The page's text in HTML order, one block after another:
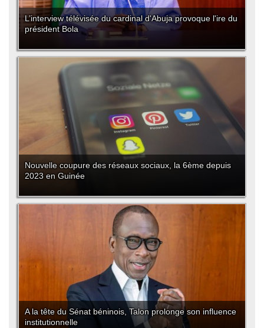
L’interview télévisée du cardinal d'Abuja provoque l'ire du
président Bola
Nouvelle coupure des réseaux sociaux, la 6ème depuis
2023 en Guinée
A la tête du Sénat béninois, Talon prolonge son influence
institutionnelle